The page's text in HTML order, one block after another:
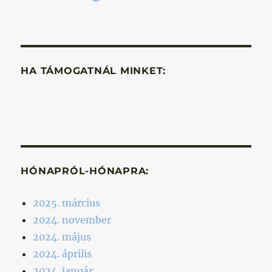
HA TÁMOGATNÁL MINKET:
HÓNAPRÓL-HÓNAPRA:
2025. március
2024. november
2024. május
2024. április